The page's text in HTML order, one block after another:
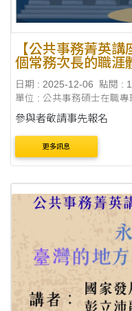
【公共事務菁英
個常務次長的職涯
政務次長)
日期 : 2025-12-06
點閱 :
單位 : 公共事務碩士在職專
參與者敬請事先報名
更多訊息